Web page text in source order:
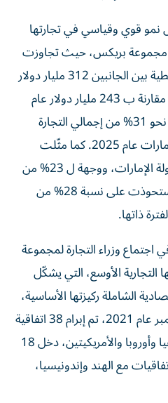
نمو قوي وقياسي في تجارتها
مجموعة بريكس، حيث تجاوزت
قيمة التجارة الخارجية غير النفطية بين الجانبين 312 مليار دولار
عام 2025، بنمو بلغ 28.5%، مقارنة ب 243 مليار دولار عام
2024. وشكّلت دول بريكس نحو 31% من إجمالي التجارة
الخارجية غير النفطية لدولة الإمارات عام 2025. كما مثّلت
مصدراً ل 34% من واردات دولة الإمارات، ووجهة ل 23% من
صادراتها غير النفطية، فيما استحوذت على نسبة 28% من
ذاتها.
اجتماع وزراء التجارة لمجموعة
الأوسع، التي يشكّل
الشاملة ركيزتها الأساسية،
فمنذ إطلاق البرنامج في سبتمبر عام 2021، تم إبرام 38 اتفاقية
مع اقتصادات في آسيا وإفريقيا وأوروبا والأمريكيتين، دخل 18
مع الهند وإندونيسيا،